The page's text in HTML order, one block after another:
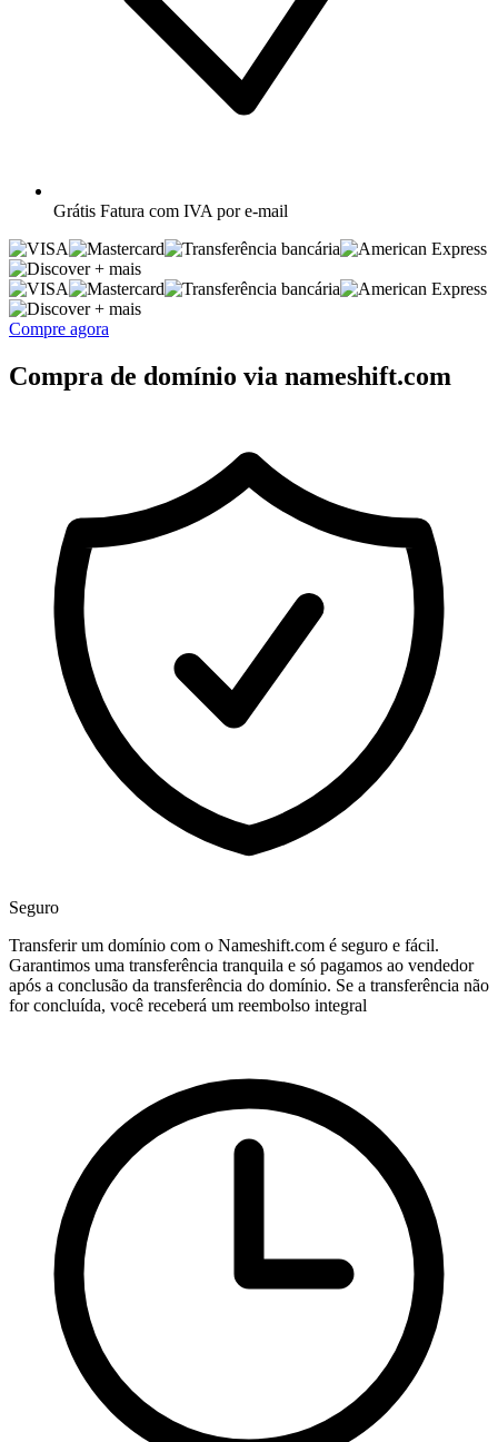
Grátis Fatura com IVA por e-mail
+ mais
+ mais
Compre agora
Compra de domínio via nameshift.com
Seguro
Transferir um domínio com o Nameshift.com é seguro e fácil.
Garantimos uma transferência tranquila e só pagamos ao vendedor
após a conclusão da transferência do domínio. Se a transferência não
for concluída, você receberá um reembolso integral